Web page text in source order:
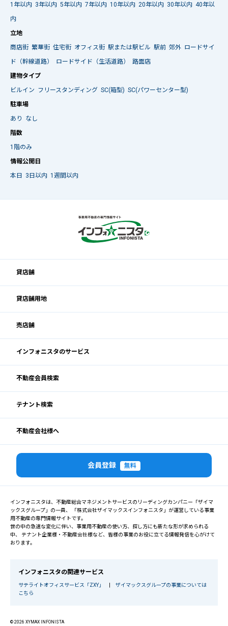
1年以内 3年以内 5年以内 7年以内 10年以内 20年以内 30年以内 40年以
内
立地
商店街 繁華街 住宅街 オフィス街 駅または駅ビル 駅前 郊外 ロードサイ
ド（幹線道路）
ロードサイド（生活道路）
路面店
建物タイプ
ビルイン フリースタンディング SC(箱型) SC(パワーセンター型)
駐車場
あり
なし
階数
1階のみ
情報公開日
本日
3日以内 1週間以内
貸店舗
貸店舗用地
売店舗
インフォニスタのサービス
不動産会員検索
テナント検索
不動産会社様へ
会員登録 無料
インフォニスタは、不動産総合マネジメントサービスのリーディングカンパニー「ザイマ
ックスグループ」の一員、 「株式会社ザイマックスインフォニスタ」が運営している事業
用不動産の専門情報サイトです。
世の中の急速な変化に伴い、事業用不動産の使い方、探し方にも新たな形が求められる
中、 テナント企業様・不動産会社様など、皆様の事業のお役に立てる情報発信を心がけて
おります。
インフォニスタの関連サービス
サテライトオフィスサービス「ZXY」
ザイマックスグループの事業については
こちら
© 2026 XYMAX INFONISTA